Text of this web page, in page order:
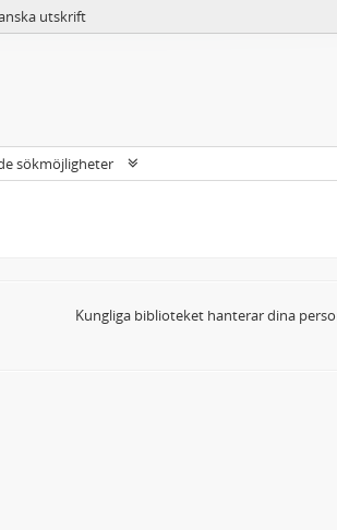
utskrift
sökmöjligheter
Kungliga biblioteket hanterar dina